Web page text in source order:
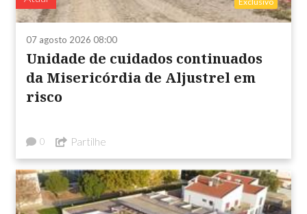
07 agosto 2026 08:00
Unidade de cuidados continuados
da Misericórdia de Aljustrel em
risco
0 Partilhe